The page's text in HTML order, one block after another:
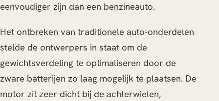
eenvoudiger zijn dan een benzineauto.
Het ontbreken van traditionele auto-onderdelen
stelde de ontwerpers in staat om de
gewichtsverdeling te optimaliseren door de
zware batterijen zo laag mogelijk te plaatsen. De
motor zit zeer dicht bij de achterwielen,